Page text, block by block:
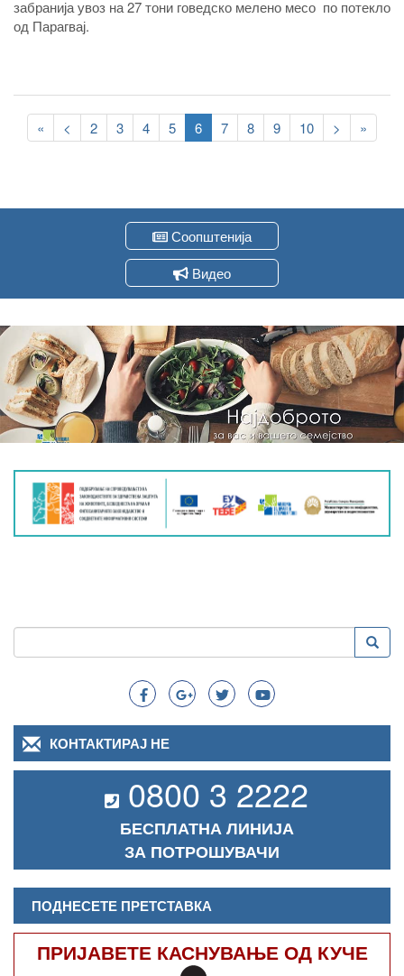
забранија увоз на 27 тони говедско мелено месо по потекло
од Парагвај.
Pagination
First
page
«
Previous
page
< Page
2 Page
3 Page
4 Page
5
Current
page
6 Page
7 Page
8 Page
9 Page
10
Следна
страна
>
Last
page
»
Соопштенија
Видео
Search
Пребарување
КОНТАКТИРАЈ НЕ
0800 3 2222
БЕСПЛАТНА ЛИНИЈА
ЗА ПОТРОШУВАЧИ
ПОДНЕСЕТЕ ПРЕТСТАВКА
ПРИЈАВЕТЕ КАСНУВАЊЕ ОД КУЧЕ